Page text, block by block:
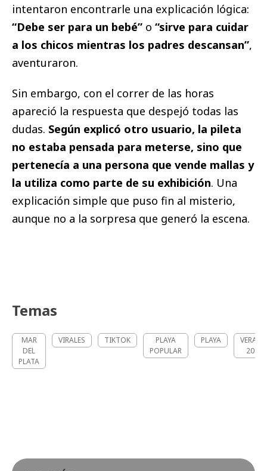
intentaron encontrarle una explicación lógica:
“Debe ser para un bebé” o “sirve para cuidar
a los chicos mientras los padres descansan”,
aventuraron.
Sin embargo, con el correr de las horas
apareció la respuesta que despejó todas las
dudas. Según explicó otro usuario, la pileta
no estaba pensada para meterse, sino que
pertenecía a una persona que vende mallas y
la utiliza como parte de su exhibición. Una
explicación simple que puso fin al misterio,
aunque no a la sorpresa que generó la escena.
Temas
MAR
DEL
PLATA
VIRALES TIKTOK
PLAYA
POPULAR
PLAYA
2026